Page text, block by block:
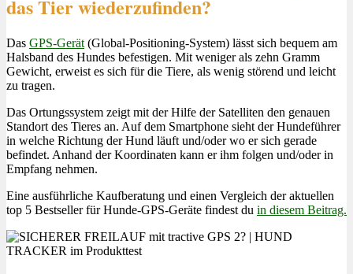
das Tier wiederzufinden?
Das GPS-Gerät (Global-Positioning-System) lässt sich bequem am
Halsband des Hundes befestigen. Mit weniger als zehn Gramm
Gewicht, erweist es sich für die Tiere, als wenig störend und leicht
zu tragen.
Das Ortungssystem zeigt mit der Hilfe der Satelliten den genauen
Standort des Tieres an. Auf dem Smartphone sieht der Hundeführer
in welche Richtung der Hund läuft und/oder wo er sich gerade
befindet. Anhand der Koordinaten kann er ihm folgen und/oder in
Empfang nehmen.
Eine ausführliche Kaufberatung und einen Vergleich der aktuellen
top 5 Bestseller für Hunde-GPS-Geräte findest du in diesem Beitrag.